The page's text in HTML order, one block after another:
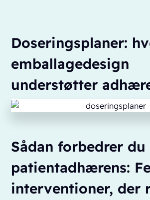
Doseringsplaner:
emballagedesign
understøtter
Sådan forbedrer du
patientadhærens:
interventioner, der